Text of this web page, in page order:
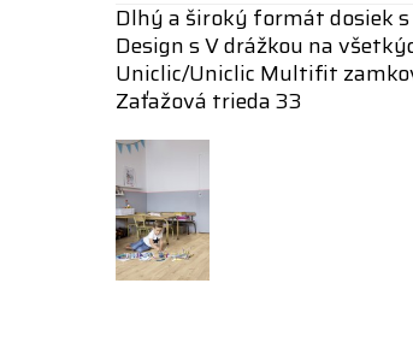
Dlhý a široký formát dosiek
Design s V drážkou na
Uniclic/Uniclic Multifit
Zaťažová trieda 33